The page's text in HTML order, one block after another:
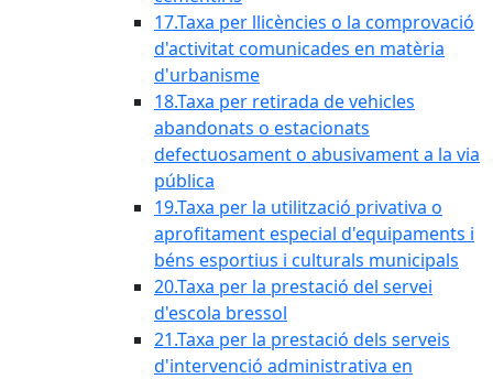
17.Taxa per llicències o la comprovació
d'activitat comunicades en matèria
d'urbanisme
18.Taxa per retirada de vehicles
abandonats o estacionats
defectuosament o abusivament a la via
pública
19.Taxa per la utilització privativa o
aprofitament especial d'equipaments i
béns esportius i culturals municipals
20.Taxa per la prestació del servei
d'escola bressol
21.Taxa per la prestació dels serveis
d'intervenció administrativa en